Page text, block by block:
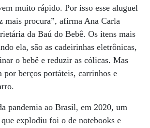
muito rápido. Por isso esse aluguel
mais procura”, afirma Ana Carla
da Baú do Bebê. Os itens mais
ela, são as cadeirinhas eletrônicas,
o bebê e reduzir as cólicas. Mas
por berços portáteis, carrinhos e
pandemia ao Brasil, em 2020, um
explodiu foi o de notebooks e